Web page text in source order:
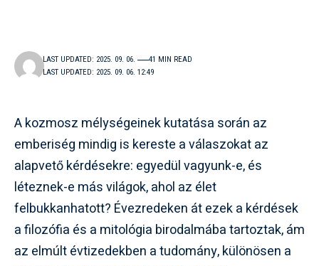
LAST UPDATED: 2025. 09. 06. 12:49
LAST UPDATED: 2025. 09. 06. 41 MIN READ
A kozmosz mélységeinek kutatása során az
emberiség mindig is kereste a válaszokat az
alapvető kérdésekre: egyedül vagyunk-e, és
léteznek-e más világok, ahol az élet
felbukkanhatott? Évezredeken át ezek a kérdések
a filozófia és a mitológia birodalmába tartoztak, ám
az elmúlt évtizedekben a tudomány, különösen a